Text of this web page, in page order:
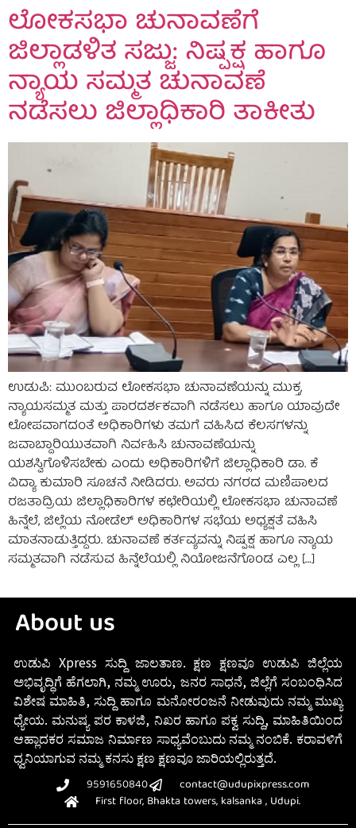
ಲೋಕಸಭಾ ಚುನಾವಣೆಗೆ
ಜಿಲ್ಲಾಡಳಿತ ಸಜ್ಜು: ನಿಷ್ಪಕ್ಷ ಹಾಗೂ
ನ್ಯಾಯ ಸಮ್ಮತ ಚುನಾವಣೆ
ನಡೆಸಲು ಜಿಲ್ಲಾಧಿಕಾರಿ ತಾಕೀತು
ಉಡುಪಿ: ಮುಂಬರುವ ಲೋಕಸಭಾ ಚುನಾವಣೆಯನ್ನು ಮುಕ್ತ,
ನ್ಯಾಯಸಮ್ಮತ ಮತ್ತು ಪಾರದರ್ಶಕವಾಗಿ ನಡೆಸಲು ಹಾಗೂ ಯಾವುದೇ
ಲೋಪವಾಗದಂತೆ ಅಧಿಕಾರಿಗಳು ತಮಗೆ ವಹಿಸಿದ ಕೆಲಸಗಳನ್ನು
ಜವಾಬ್ದಾರಿಯುತವಾಗಿ ನಿರ್ವಹಿಸಿ ಚುನಾವಣೆಯನ್ನು
ಯಶಸ್ವಿಗೊಳಿಸಬೇಕು ಎಂದು ಅಧಿಕಾರಿಗಳಿಗೆ ಜಿಲ್ಲಾಧಿಕಾರಿ ಡಾ. ಕೆ
ವಿದ್ಯಾ ಕುಮಾರಿ ಸೂಚನೆ ನೀಡಿದರು. ಅವರು ನಗರದ ಮಣಿಪಾಲದ
ರಜತಾದ್ರಿಯ ಜಿಲ್ಲಾಧಿಕಾರಿಗಳ ಕಛೇರಿಯಲ್ಲಿ ಲೋಕಸಭಾ ಚುನಾವಣೆ
ಹಿನ್ನೆಲೆ, ಜಿಲ್ಲೆಯ ನೋಡೆಲ್ ಅಧಿಕಾರಿಗಳ ಸಭೆಯ ಅಧ್ಯಕ್ಷತೆ ವಹಿಸಿ
ಮಾತನಾಡುತ್ತಿದ್ದರು. ಚುನಾವಣೆ ಕರ್ತವ್ಯವನ್ನು ನಿಷ್ಪಕ್ಷ ಹಾಗೂ ನ್ಯಾಯ
ಸಮ್ಮತವಾಗಿ ನಡೆಸುವ ಹಿನ್ನೆಲೆಯಲ್ಲಿ ನಿಯೋಜನೆಗೊಂಡ ಎಲ್ಲ […]
About us
ಉಡುಪಿ Xpress ಸುದ್ದಿ ಜಾಲತಾಣ. ಕ್ಷಣ ಕ್ಷಣವೂ ಉಡುಪಿ ಜಿಲ್ಲೆಯ
ಅಭಿವೃದ್ಧಿಗೆ ಹೆಗಲಾಗಿ, ನಮ್ಮ ಊರು, ಜನರ ಸಾಧನೆ, ಜಿಲ್ಲೆಗೆ ಸಂಬಂಧಿಸಿದ
ವಿಶೇಷ ಮಾಹಿತಿ, ಸುದ್ದಿ ಹಾಗೂ ಮನೋರಂಜನೆ ನೀಡುವುದು ನಮ್ಮ ಮುಖ್ಯ
ಧ್ಯೇಯ. ಮನುಷ್ಯ ಪರ ಕಾಳಜಿ, ನಿಖರ ಹಾಗೂ ಪಕ್ವ ಸುದ್ದಿ, ಮಾಹಿತಿಯಿಂದ
ಆಹ್ಲಾದಕರ ಸಮಾಜ ನಿರ್ಮಾಣ ಸಾಧ್ಯವೆಂಬುದು ನಮ್ಮ ನಂಬಿಕೆ. ಕರಾವಳಿಗೆ
ಧ್ವನಿಯಾಗುವ ನಮ್ಮ ಕನಸು ಕ್ಷಣ ಕ್ಷಣವೂ ಜಾರಿಯಲ್ಲಿರುತ್ತದೆ.
9591650840
contact@udupixpress.com
First floor, Bhakta towers, kalsanka , Udupi.